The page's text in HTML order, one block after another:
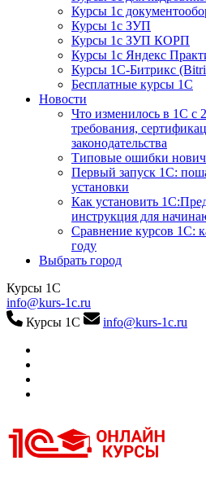
Курсы 1с
Курсы 1с ЗУП
Курсы 1с ЗУП КОРП
Курсы 1с Яндекс
Курсы 1С-Битрикс
Бесплатные курсы 1С
Новости
Что изменилось в 1С с
требования,
законодательства
Типовые ошибки
Первый запуск 1С:
установки
Как установить
инструкция для
Сравнение курсов 1С:
году
Выбрать город
Курсы 1С
info@kurs-1c.ru
Курсы 1С
info@kurs-1c.ru